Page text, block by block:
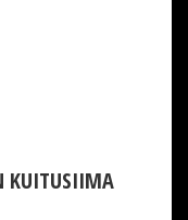
KUITUSIIMA